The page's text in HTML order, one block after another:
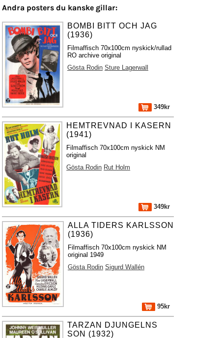
Andra posters du kanske gillar:
BOMBI BITT OCH JAG
(1936)
Filmaffisch 70x100cm nyskick/rullad
RO archive original
Gösta Rodin Sture Lagerwall
349kr
HEMTREVNAD I KASERN
(1941)
Filmaffisch 70x100cm nyskick NM
original
Gösta Rodin Rut Holm
349kr
ALLA TIDERS KARLSSON
(1936)
Filmaffisch 70x100cm nyskick NM
original 1949
Gösta Rodin Sigurd Wallén
95kr
TARZAN DJUNGELNS
SON (1932)